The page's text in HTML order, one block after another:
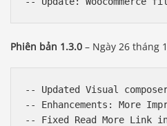
Phiên bản 1.3.0 – Ngày 26 tháng
-- Updated Visual
-- Enhancements: More